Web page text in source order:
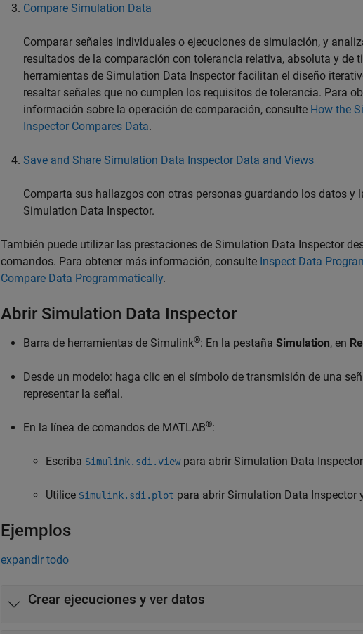
Compare Simulation Data
Comparar señales individuales o ejecuciones de simulación, y
resultados de la comparación con tolerancia relativa, absoluta y de
herramientas de Simulation Data Inspector facilitan el diseño
resaltar señales que no cumplen los requisitos de tolerancia. Para
información sobre la operación de comparación, consulte How the
Inspector Compares Data.
Save and Share Simulation Data Inspector Data and Views
Comparta sus hallazgos con otras personas guardando los datos y
Simulation Data Inspector.
También puede utilizar las prestaciones de Simulation Data Inspector
comandos. Para obtener más información, consulte Inspect Data
Compare Data Programmatically.
Abrir Simulation Data Inspector
Barra de herramientas de Simulink®: En la pestaña Simulation, en
Desde un modelo: haga clic en el símbolo de transmisión de una
representar la señal.
En la línea de comandos de MATLAB®:
Escriba Simulink.sdi.viewpara abrir Simulation Data
Utilice Simulink.sdi.plot para abrir Simulation Data Inspector
Ejemplos
expandir todo
Crear ejecuciones y ver datos